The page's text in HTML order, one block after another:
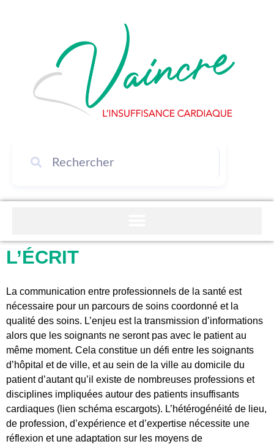
L’ÉCRIT
La communication entre professionnels de la santé est
nécessaire pour un parcours de soins coordonné et la
qualité des soins. L’enjeu est la transmission d’informations
alors que les soignants ne seront pas avec le patient au
même moment. Cela constitue un défi entre les soignants
d’hôpital et de ville, et au sein de la ville au domicile du
patient d’autant qu’il existe de nombreuses professions et
disciplines impliquées autour des patients insuffisants
cardiaques (lien schéma escargots). L’hétérogénéité de lieu,
de profession, d’expérience et d’expertise nécessite une
réflexion et une adaptation sur les moyens de